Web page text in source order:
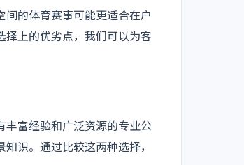
的体育赛事可能更适合在户
上的优劣点，我们可以为客
丰富经验和广泛资源的专业公
识。通过比较这两种选择，